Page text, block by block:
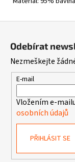
Odebírat
Nezmeškejte
E-mail
Vložením e-
osobních údajů
PŘIHLÁSIT SE